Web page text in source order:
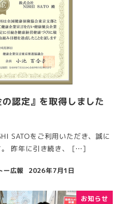
認定』を取得しました
SATOをご利用いただき、誠に
。 昨年に引き続き、 […]
ー広報 2026年7月1日
お知らせ